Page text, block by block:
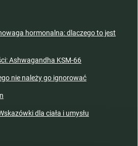
hormonalna: dlaczego to jest
Ashwagandha KSM-66
nie należy go ignorować
dla ciała i umysłu